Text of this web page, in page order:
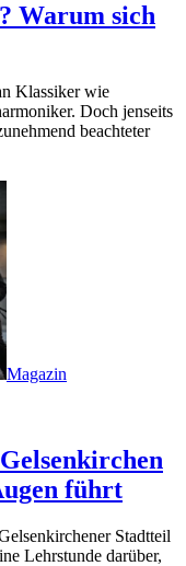
Warum sich
Klassiker wie
Doch jenseits
beachteter
Magazin
führt
Stadtteil
Lehrstunde darüber,